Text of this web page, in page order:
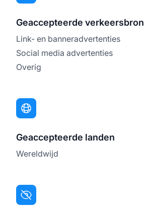
Geaccepteerde verkeersbron
Link- en banneradvertenties
Social media advertenties
Overig
Geaccepteerde landen
Wereldwijd